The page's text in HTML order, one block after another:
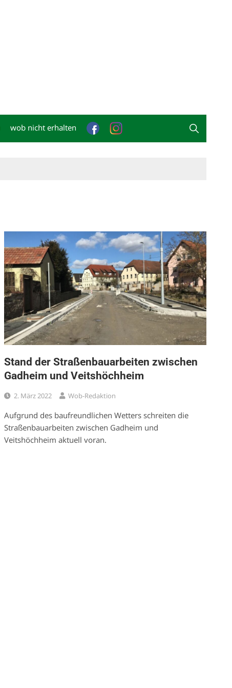
wob nicht erhalten
Stand der Straßenbauarbeiten zwischen
Gadheim und Veitshöchheim
2. März 2022 Wob-Redaktion
Aufgrund des baufreundlichen Wetters schreiten die
Straßenbauarbeiten zwischen Gadheim und
Veitshöchheim aktuell voran.